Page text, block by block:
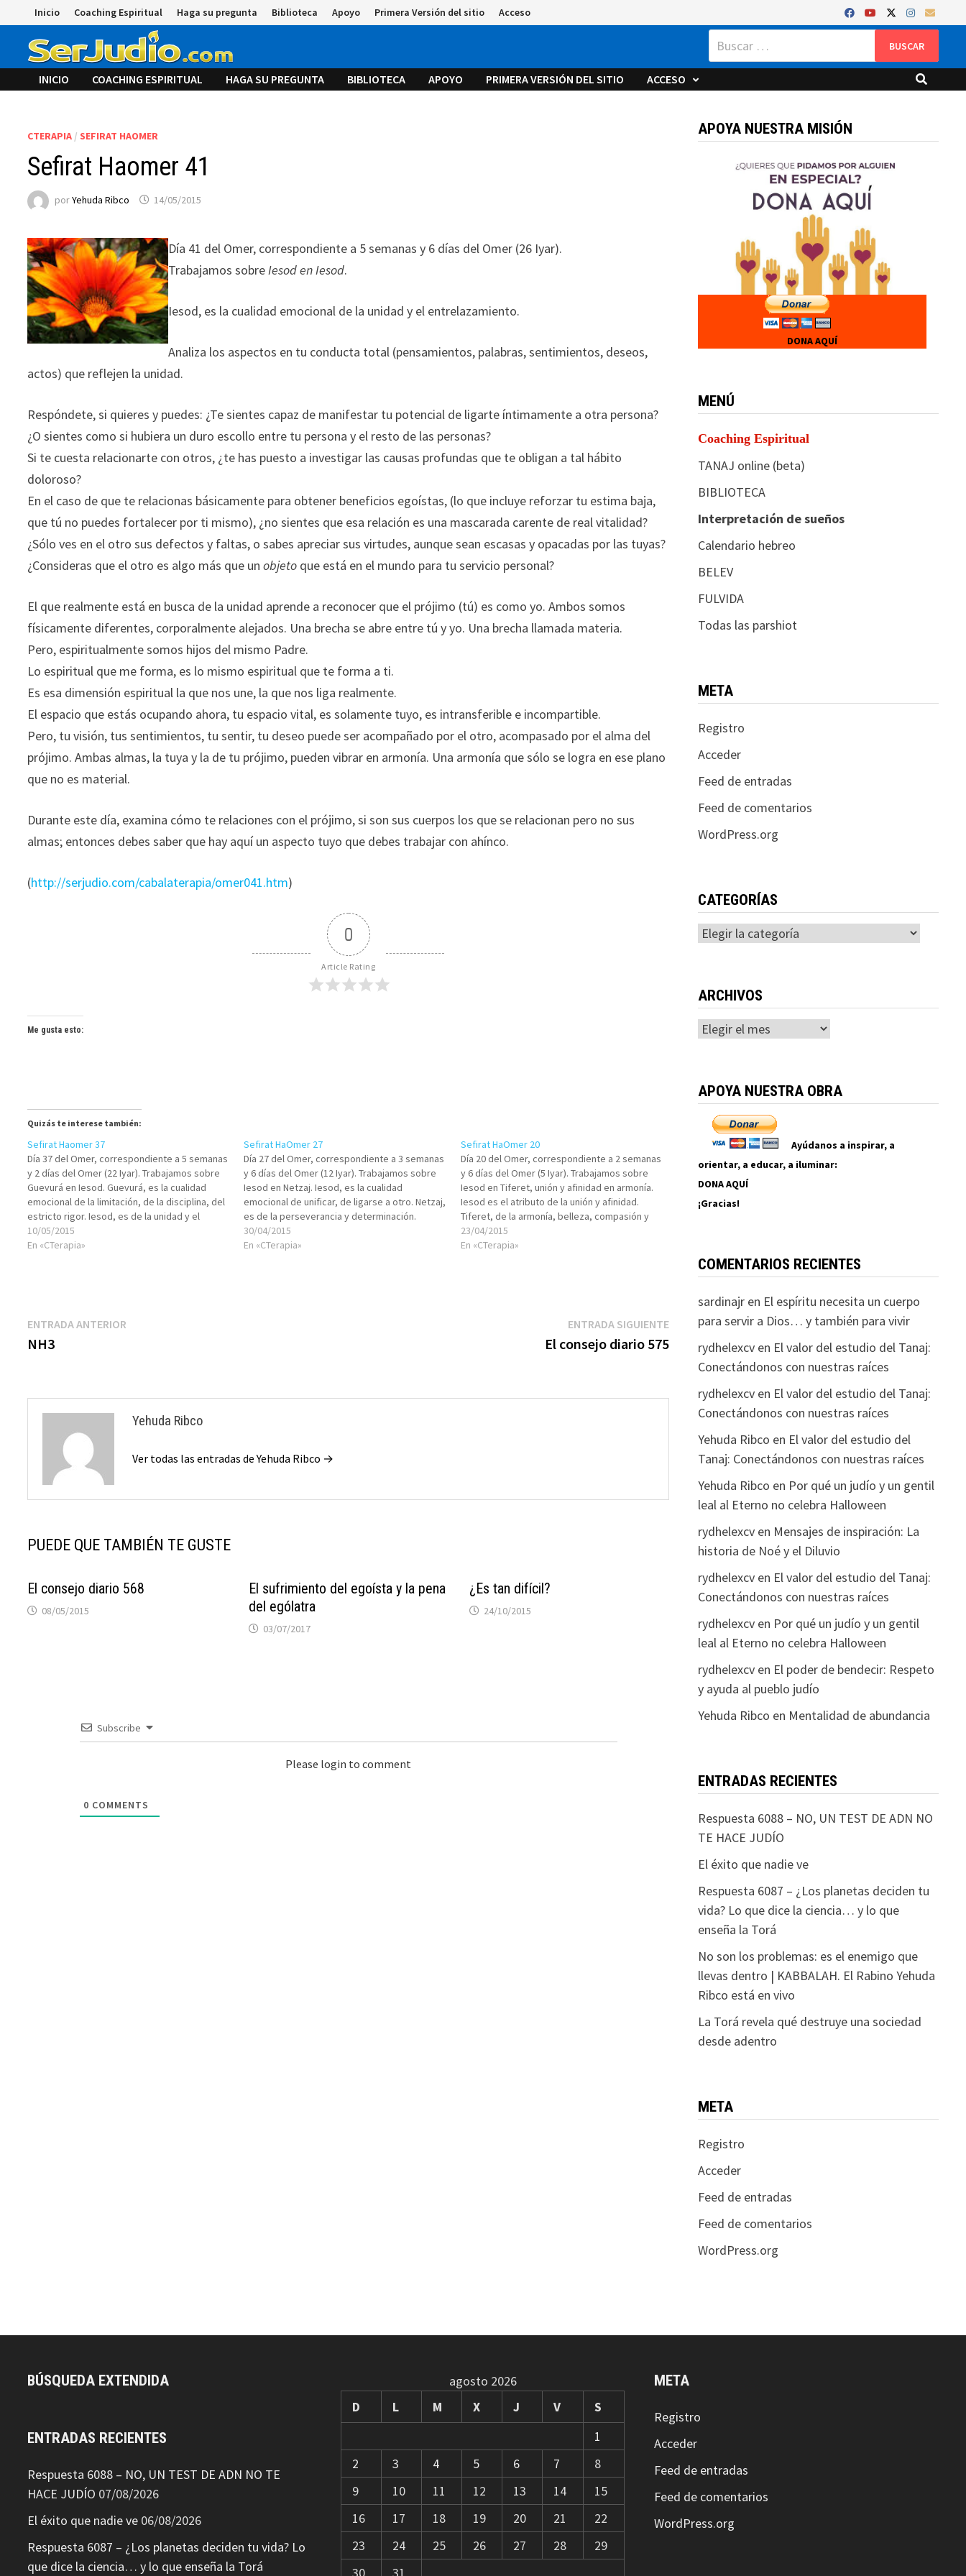
al
contenido
Inicio Coaching Espiritual Haga su pregunta Biblioteca Apoyo Primera Versión del sitio Acceso
Buscar:
INICIO COACHING ESPIRITUAL HAGA SU PREGUNTA BIBLIOTECA APOYO PRIMERA VERSIÓN DEL SITIO ACCESO
CTERAPIA / SEFIRAT HAOMER
Sefirat Haomer 41
porYehuda Ribco 14/05/2015
Día 41 del Omer, correspondiente a 5 semanas y 6 días del Omer (26 Iyar).
Trabajamos sobreIesoden Iesod.
Iesod, es la cualidad emocional de la unidad y el entrelazamiento.
Analiza los aspectos en tu conducta total (pensamientos, palabras, sentimientos, deseos,
actos) que reflejen la unidad.
Respóndete, si quieres y puedes: ¿Te sientes capaz de manifestar tu potencial de ligarte íntimamente a otra persona?
¿O sientes como si hubiera un duro escollo entre tu persona y el resto de las personas?
Si te cuesta relacionarte con otros, ¿te has puesto a investigar las causas profundas que te obligan a tal hábito
doloroso?
En el caso de que te relacionas básicamente para obtener beneficios egoístas, (lo que incluye reforzar tu estima baja,
que tú no puedes fortalecer por ti mismo), ¿no sientes que esa relación es una mascarada carente de real vitalidad?
¿Sólo ves en el otro sus defectos y faltas, o sabes apreciar sus virtudes, aunque sean escasas y opacadas por las tuyas?
¿Consideras que el otro es algo más que unobjeto que está en el mundo para tu servicio personal?
El que realmente está en busca de la unidad aprende a reconocer que el prójimo (tú) es como yo. Ambos somos
físicamente diferentes, corporalmente alejados. Una brecha se abre entre tú y yo. Una brecha llamada materia.
Pero, espiritualmente somos hijos del mismo Padre.
Lo espiritual que me forma, es lo mismo espiritual que te forma a ti.
Es esa dimensión espiritual la que nos une, la que nos liga realmente.
El espacio que estás ocupando ahora, tu espacio vital, es solamente tuyo, es intransferible e incompartible.
Pero, tu visión, tus sentimientos, tu sentir, tu deseo puede ser acompañado por el otro, acompasado por el alma del
prójimo. Ambas almas, la tuya y la de tu prójimo, pueden vibrar en armonía. Una armonía que sólo se logra en ese plano
que no es material.
Durante este día, examina cómo te relaciones con el prójimo, si son sus cuerpos los que se relacionan pero no sus
almas; entonces debes saber que hay aquí un aspecto tuyo que debes trabajar con ahínco.
(http://serjudio.com/cabalaterapia/omer041.htm)
0
Article Rating
Me gusta esto:
Quizás te interese también:
Sefirat Haomer 37
Día 37 del Omer, correspondiente a 5 semanas
y 2 días del Omer (22 Iyar). Trabajamos sobre
Guevurá en Iesod. Guevurá, es la cualidad
emocional de la limitación, de la disciplina, del
estricto rigor. Iesod, es de la unidad y el
entrelazamiento. Analiza los aspectos en tu
conducta total (pensamientos,…
10/05/2015
En «CTerapia»
Sefirat HaOmer 27
Día 27 del Omer, correspondiente a 3 semanas
y 6 días del Omer (12 Iyar). Trabajamos sobre
Iesod en Netzaj. Iesod, es la cualidad
emocional de unificar, de ligarse a otro. Netzaj,
es de la perseverancia y determinación.
Analiza los aspectos en tu conducta total
(pensamientos, palabras, sentimientos,
30/04/2015
En «CTerapia»
Sefirat HaOmer 20
Día 20 del Omer, correspondiente a 2 semanas
y 6 días del Omer (5 Iyar). Trabajamos sobre
Iesod en Tiferet, unión y afinidad en armonía.
Iesod es el atributo de la unión y afinidad.
Tiferet, de la armonía, belleza, compasión y
verdad. Analiza los aspectos en tu conducta
total (pensamientos,…
23/04/2015
En «CTerapia»
Navegación
de
ENTRADA ANTERIOR
NH3
ENTRADA SIGUIENTEEntrada
siguiente:
El consejo diario 575
Yehuda Ribco
Ver todas las entradas de Yehuda Ribco →
PUEDE QUE TAMBIÉN TE GUSTE
El consejo diario 568
08/05/2015
El sufrimiento del egoísta y la pena
del ególatra
03/07/2017
¿Es tan difícil?
24/10/2015
Subscribe
Please login to comment
0 COMMENTS
APOYA NUESTRA MISIÓN
DONA AQUÍ
MENÚ
Coaching Espiritual
TANAJ online (beta)
BIBLIOTECA
Interpretación de sueños
Calendario hebreo
BELEV
FULVIDA
Todas las parshiot
META
Registro
Acceder
Feed de entradas
Feed de comentarios
WordPress.org
CATEGORÍAS
Categorías
ARCHIVOS
Archivos
APOYA NUESTRA OBRA
Ayúdanos a inspirar, a
orientar, a educar, a iluminar:
DONA AQUÍ
¡Gracias!
COMENTARIOS RECIENTES
sardinajren El espíritu necesita un cuerpo
para servir a Dios… y también para vivir
rydhelexcven El valor del estudio del Tanaj:
Conectándonos con nuestras raíces
rydhelexcven El valor del estudio del Tanaj:
Conectándonos con nuestras raíces
Yehuda Ribco en El valor del estudio del
Tanaj: Conectándonos con nuestras raíces
Yehuda Ribco en Por qué un judío y un gentil
leal al Eterno no celebra Halloween
rydhelexcven Mensajes de inspiración: La
historia de Noé y el Diluvio
rydhelexcven El valor del estudio del Tanaj:
Conectándonos con nuestras raíces
rydhelexcven Por qué un judío y un gentil
leal al Eterno no celebra Halloween
rydhelexcven El poder de bendecir: Respeto
y ayuda al pueblo judío
Yehuda Ribco en Mentalidad de abundancia
ENTRADAS RECIENTES
Respuesta 6088 – NO, UN TEST DE ADN NO
TE HACE JUDÍO
El éxito que nadie ve
Respuesta 6087 – ¿Los planetas deciden tu
vida? Lo que dice la ciencia… y lo que
enseña la Torá
No son los problemas: es el enemigo que
llevas dentro | KABBALAH. El Rabino Yehuda
Ribco está en vivo
La Torá revela qué destruye una sociedad
desde adentro
META
Registro
Acceder
Feed de entradas
Feed de comentarios
WordPress.org
BÚSQUEDA EXTENDIDA
ENTRADAS RECIENTES
Respuesta 6088 – NO, UN TEST DE ADN NO TE
HACE JUDÍO 07/08/2026
El éxito que nadie ve 06/08/2026
Respuesta 6087 – ¿Los planetas deciden tu vida? Lo
que dice la ciencia… y lo que enseña la Torá
agosto 2026
D
L M X J V
S
1
2
3 4 5 6 7
8
9
10 11 12 13 14
15
16
17 18 19 20 21
22
23
24 25 26 27 28
29
META
Registro
Acceder
Feed de entradas
Feed de comentarios
WordPress.org